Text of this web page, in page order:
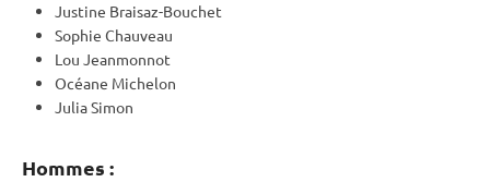
Justine Braisaz-Bouchet
Sophie Chauveau
Lou Jeanmonnot
Océane Michelon
Julia Simon
Hommes :